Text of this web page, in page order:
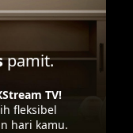
pamit.
TV!
fleksibel
hari kamu.